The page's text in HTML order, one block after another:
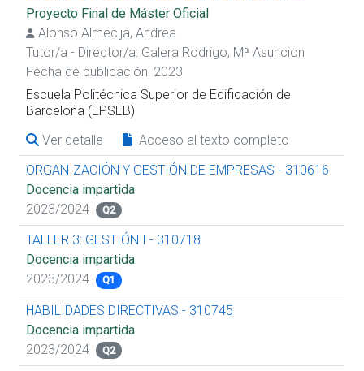
Proyecto Final de Máster Oficial
Alonso Almecija, Andrea
Tutor/a - Director/a: Galera Rodrigo, Mª Asuncion
Fecha de publicación: 2023
Escuela Politécnica Superior de Edificación de
Barcelona (EPSEB)
Ver detalle
Acceso al texto completo
ORGANIZACIÓN Y GESTIÓN DE EMPRESAS - 310616
Docencia impartida
2023/2024
Q2
TALLER 3: GESTIÓN I - 310718
Docencia impartida
2023/2024
Q1
HABILIDADES DIRECTIVAS - 310745
Docencia impartida
2023/2024
Q2